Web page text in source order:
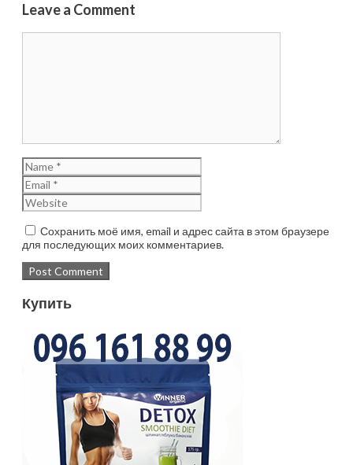
Leave a Comment
Сохранить моё имя, email и адрес сайта в этом браузере
для последующих моих комментариев.
Купить